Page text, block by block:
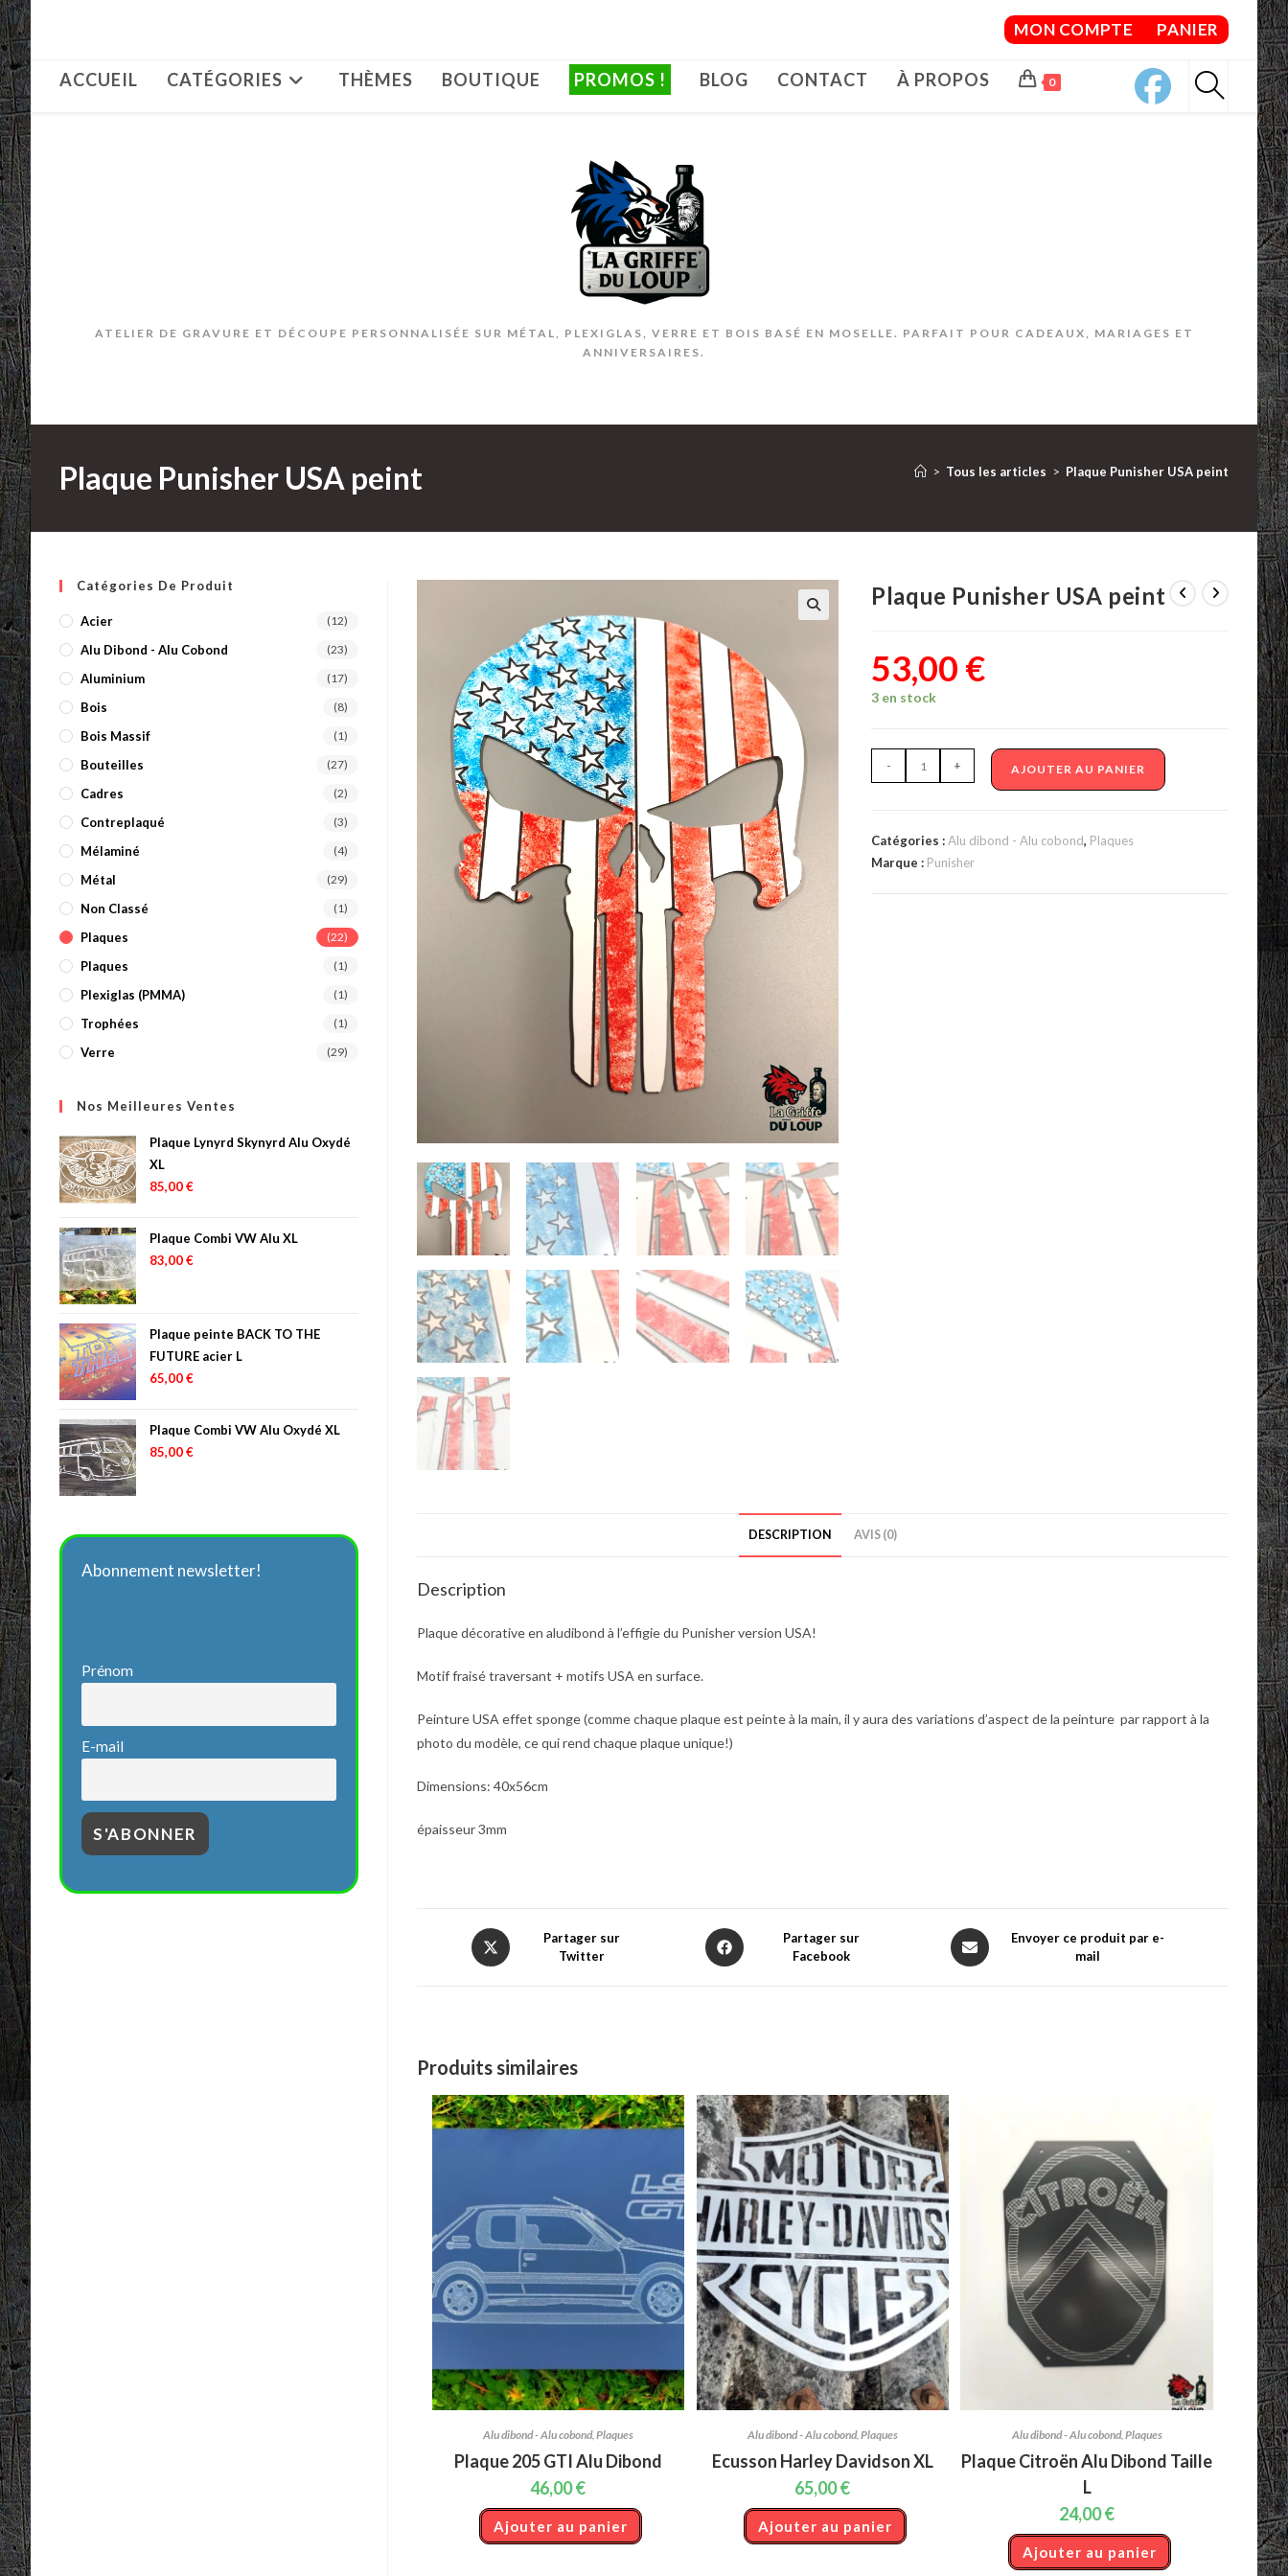
Skip
to
content
MON COMPTE PANIER
ACCUEIL CATÉGORIES THÈMES BOUTIQUE PROMOS ! BLOG CONTACT À PROPOS 0
ATELIER DE GRAVURE ET DÉCOUPE PERSONNALISÉE SUR MÉTAL, PLEXIGLAS, VERRE ET BOIS BASÉ EN MOSELLE. PARFAIT POUR CADEAUX, MARIAGES ET
ANNIVERSAIRES.
Plaque Punisher USA peint > Tous les articles > Plaque Punisher USA peint
Plaque Punisher USA peint
53,00 €
3 en stock
quantité
de
Punisher
USA
- + AJOUTER AU PANIER
Catégories :Alu dibond - Alu cobond, Plaques
Marque : Punisher
DESCRIPTION AVIS (0)
Description
Plaque décorative en aludibond à l’effigie du Punisher version USA!
Motif fraisé traversant + motifs USA en surface.
Peinture USA effet sponge (comme chaque plaque est peinte à la main, il y aura des variations d’aspect de la peinture par rapport à la
photo du modèle, ce qui rend chaque plaque unique!)
Dimensions: 40x56cm
épaisseur 3mm
Opens
in
Partager sur
Twitter
Opens
in
Partager sur
Facebook
Opens
in
Envoyer ce produit par e-
mail
Produits similaires
Alu dibond - Alu cobond, Plaques
Plaque 205 GTI Alu Dibond
46,00€
Ajouter au panier
Alu dibond - Alu cobond, Plaques
Ecusson Harley Davidson XL
65,00€
Ajouter au panier
Alu dibond - Alu cobond, Plaques
Plaque Citroën Alu Dibond Taille
L
24,00€
Ajouter au panier
Catégories De Produit
Acier (12)
Alu Dibond - Alu Cobond (23)
Aluminium (17)
Bois (8)
Bois Massif (1)
Bouteilles (27)
Cadres (2)
Contreplaqué (3)
Mélaminé (4)
Métal (29)
Non Classé (1)
Plaques (22)
Plaques (1)
Plexiglas (PMMA) (1)
Trophées (1)
Verre (29)
Nos Meilleures Ventes
Plaque Lynyrd Skynyrd Alu Oxydé
XL
85,00€
Plaque Combi VW Alu XL
83,00€
Plaque peinte BACK TO THE
FUTURE acier L
65,00€
Plaque Combi VW Alu Oxydé XL
85,00€
Abonnement newsletter!
Prénom
E-mail